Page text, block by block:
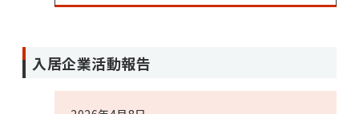
入居企業活動報告